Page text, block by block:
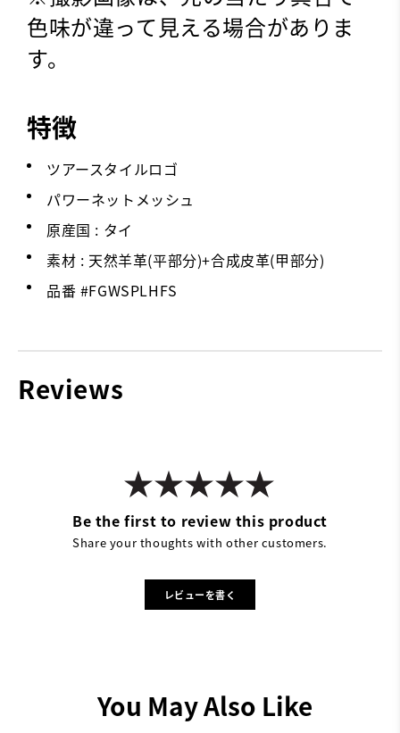
色味が違って見える場合がありま
す。
特徴
ツアースタイルロゴ
パワーネットメッシュ
原産国 : タイ
素材 : 天然羊革(平部分)+合成皮革(甲部分)
品番 #FGWSPLHFS
Reviews
Be the first to review this product
Share your thoughts with other customers.
レビューを書く
You May Also Like